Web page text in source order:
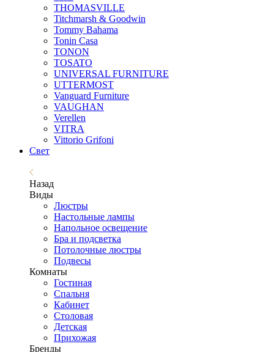
THOMASVILLE
Titchmarsh & Goodwin
Tommy Bahama
Tonin Casa
TONON
TOSATO
UNIVERSAL FURNITURE
UTTERMOST
Vanguard Furniture
VAUGHAN
Verellen
VITRA
Vittorio Grifoni
Свет
Назад
Виды
Люстры
Настольные лампы
Напольное освещение
Бра и подсветка
Потолочные люстры
Подвесы
Комнаты
Гостиная
Спальня
Кабинет
Столовая
Детская
Прихожая
Бренды